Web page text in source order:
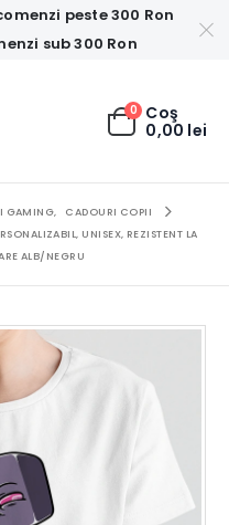
peste 300 Ron
sub 300 Ron
0 Coş
0,00 lei
GAMING,
CADOURI COPII
UNISEX, REZISTENT LA
ALB/NEGRU